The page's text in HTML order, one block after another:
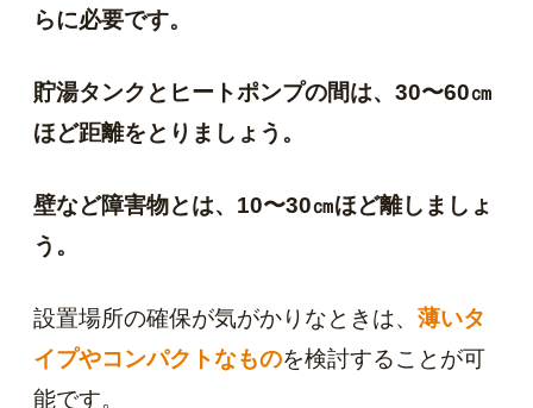
らに必要です。
貯湯タンクとヒートポンプの間は、30〜60㎝
ほど距離をとりましょう。
壁など障害物とは、10〜30㎝ほど離しましょ
う。
設置場所の確保が気がかりなときは、 薄いタ
イプやコンパクトなものを検討することが可
能です。